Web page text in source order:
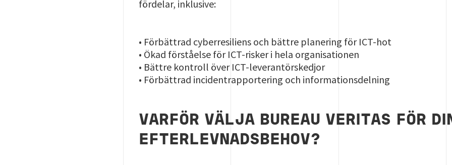
fördelar, inklusive:
• Förbättrad cyberresiliens och bättre planering för ICT-hot
• Ökad förståelse för ICT-risker i hela organisationen
• Bättre kontroll över ICT-leverantörskedjor
• Förbättrad incidentrapportering och informationsdelning
VARFÖR VÄLJA BUREAU VERITAS FÖR
EFTERLEVNADSBEHOV?